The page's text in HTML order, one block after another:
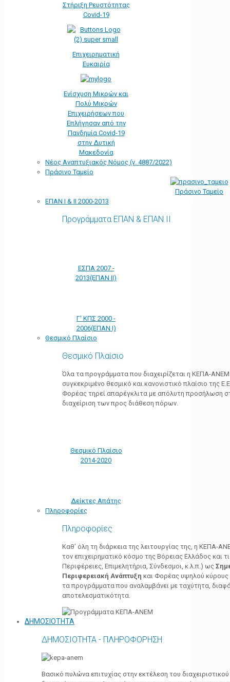
Στήριξη Ρευστότητας
Covid-19
Επιχειρηματική
Ευκαιρία
Ενίσχυση Μικρών και
Πολύ Μικρών
Επιχειρήσεων που
Επλήγησαν από την
Πανδημία Covid-19
στην Δυτική
Μακεδονία
Νέος Αναπτυξιακός Νόμος (ν. 4887/2022)
Πράσινο Ταμείο
Πράσινο Ταμείο
ΕΠΑΝ Ι & ΙΙ 2000-2013
Προγράμματα ΕΠΑΝ & ΕΠΑΝ ΙΙ
ΕΣΠΑ 2007 -
2013(ΕΠΑΝ ΙΙ)
Γ' ΚΠΣ 2000 -
2006(ΕΠΑΝ Ι)
Θεσμικό Πλαίσιο
Θεσμικό Πλαίσιο
Όλα τα προγράμματα που διαχειρίζεται η ΚΕΠΑ-
συγκεκριμένο θεσμικό και κανονιστικό πλαίσιο της
Φορέας τηρεί απαρέγκλιτα με απόλυτη προσήλωση
διαχείριση των προς διάθεση πόρων.
Θεσμικό Πλαίσιο
2014-2020
Δείκτες Απάτης
Πληροφορίες
Πληροφορίες
Καθ’ όλη τη διάρκεια της λειτουργίας της, η ΚΕΠΑ-
τον επιχειρηματικό κόσμο της Βόρειας Ελλάδος και
Περιφέρειες, Επιμελητήρια, Σύνδεσμοι, κ.λ.π.) ως
Περιφερειακή Ανάπτυξη και Φορέας υψηλού κύρους
τα προγράμματα που αναλαμβάνει με ταχύτητα,
αποτελεσματικότητα.
ΔΗΜΟΣΙΟΤΗΤΑ
ΔΗΜΟΣΙΟΤΗΤΑ - ΠΛΗΡΟΦΟΡΗΣΗ
Βασικό πυλώνα επιτυχίας στην εκτέλεση του